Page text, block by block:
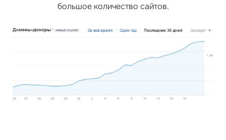
большое количество сайтов.